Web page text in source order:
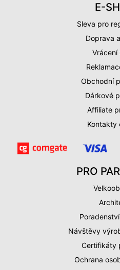
E-
Sleva pro
Doprava
Vrácení
Obchodní
Dárkové
Affiliate
Kontakty
PRO
Návštěvy
Certifikáty
Ochrana